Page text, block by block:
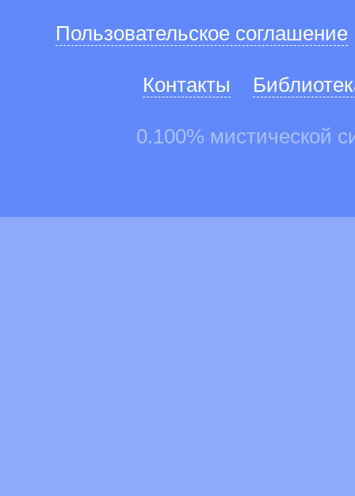
Пользовательское соглашение
Контакты
0.100% мистической